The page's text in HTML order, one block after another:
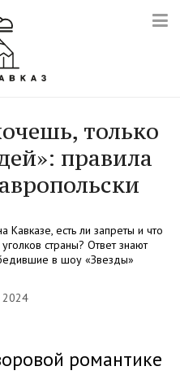
только
правила
есть ли запреты и что
страны? Ответ знают
в шоу «Звезды»
2024
романтике